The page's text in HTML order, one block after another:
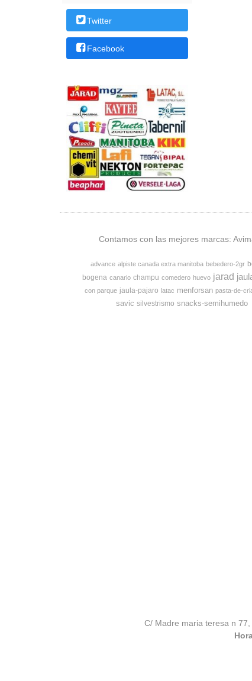
Twitter
Facebook
Contamos con las mejores marcas:
advance alpiste canada extra manitoba bebedero-2gr
bogena canario champu comedero huevo jarad
con parque jaula-pajaro latac menforsan pasta-de-
savic silvestrismo snacks-semihumedo
C/ Madre maria teresa n